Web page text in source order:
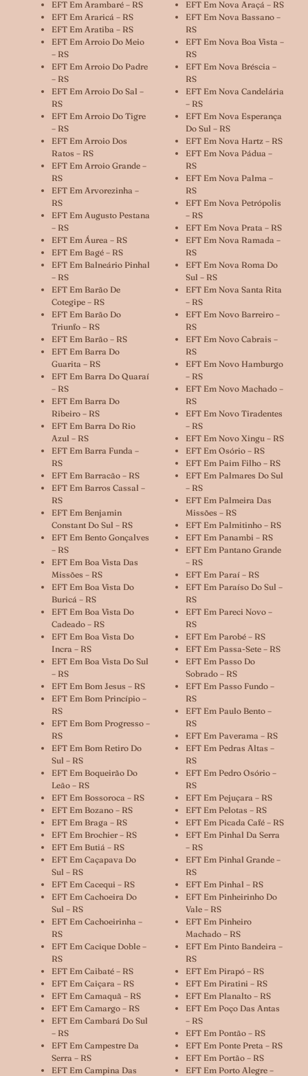
EFT Em Arambaré – RS
EFT Em Araricá – RS
EFT Em Aratiba – RS
EFT Em Arroio Do Meio
– RS
EFT Em Arroio Do Padre
– RS
EFT Em Arroio Do Sal –
RS
EFT Em Arroio Do Tigre
– RS
EFT Em Arroio Dos
Ratos – RS
EFT Em Arroio Grande –
RS
EFT Em Arvorezinha –
RS
EFT Em Augusto Pestana
– RS
EFT Em Áurea – RS
EFT Em Bagé – RS
EFT Em Balneário Pinhal
– RS
EFT Em Barão De
Cotegipe – RS
EFT Em Barão Do
Triunfo – RS
EFT Em Barão – RS
EFT Em Barra Do
Guarita – RS
EFT Em Barra Do Quaraí
– RS
EFT Em Barra Do
Ribeiro – RS
EFT Em Barra Do Rio
Azul – RS
EFT Em Barra Funda –
RS
EFT Em Barracão – RS
EFT Em Barros Cassal –
RS
EFT Em Benjamin
Constant Do Sul – RS
EFT Em Bento Gonçalves
– RS
EFT Em Boa Vista Das
Missões – RS
EFT Em Boa Vista Do
Buricá – RS
EFT Em Boa Vista Do
Cadeado – RS
EFT Em Boa Vista Do
Incra – RS
EFT Em Boa Vista Do Sul
– RS
EFT Em Bom Jesus – RS
EFT Em Bom Princípio –
RS
EFT Em Bom Progresso –
RS
EFT Em Bom Retiro Do
Sul – RS
EFT Em Boqueirão Do
Leão – RS
EFT Em Bossoroca – RS
EFT Em Bozano – RS
EFT Em Braga – RS
EFT Em Brochier – RS
EFT Em Butiá – RS
EFT Em Caçapava Do
Sul – RS
EFT Em Cacequi – RS
EFT Em Cachoeira Do
Sul – RS
EFT Em Cachoeirinha –
RS
EFT Em Cacique Doble –
RS
EFT Em Caibaté – RS
EFT Em Caiçara – RS
EFT Em Camaquã – RS
EFT Em Camargo – RS
EFT Em Cambará Do Sul
– RS
EFT Em Campestre Da
Serra – RS
EFT Em Campina Das
EFT Em Nova Araçá – RS
EFT Em Nova Bassano –
RS
EFT Em Nova Boa Vista –
RS
EFT Em Nova Bréscia –
RS
EFT Em Nova Candelária
– RS
EFT Em Nova Esperança
Do Sul – RS
EFT Em Nova Hartz – RS
EFT Em Nova Pádua –
RS
EFT Em Nova Palma –
RS
EFT Em Nova Petrópolis
– RS
EFT Em Nova Prata – RS
EFT Em Nova Ramada –
RS
EFT Em Nova Roma Do
Sul – RS
EFT Em Nova Santa Rita
– RS
EFT Em Novo Barreiro –
RS
EFT Em Novo Cabrais –
RS
EFT Em Novo Hamburgo
– RS
EFT Em Novo Machado –
RS
EFT Em Novo Tiradentes
– RS
EFT Em Novo Xingu – RS
EFT Em Osório – RS
EFT Em Paim Filho – RS
EFT Em Palmares Do Sul
– RS
EFT Em Palmeira Das
Missões – RS
EFT Em Palmitinho – RS
EFT Em Panambi – RS
EFT Em Pantano Grande
– RS
EFT Em Paraí – RS
EFT Em Paraíso Do Sul –
RS
EFT Em Pareci Novo –
RS
EFT Em Parobé – RS
EFT Em Passa-Sete – RS
EFT Em Passo Do
Sobrado – RS
EFT Em Passo Fundo –
RS
EFT Em Paulo Bento –
RS
EFT Em Paverama – RS
EFT Em Pedras Altas –
RS
EFT Em Pedro Osório –
RS
EFT Em Pejuçara – RS
EFT Em Pelotas – RS
EFT Em Picada Café – RS
EFT Em Pinhal Da Serra
– RS
EFT Em Pinhal Grande –
RS
EFT Em Pinhal – RS
EFT Em Pinheirinho Do
Vale – RS
EFT Em Pinheiro
Machado – RS
EFT Em Pinto Bandeira –
RS
EFT Em Pirapó – RS
EFT Em Piratini – RS
EFT Em Planalto – RS
EFT Em Poço Das Antas
– RS
EFT Em Pontão – RS
EFT Em Ponte Preta – RS
EFT Em Portão – RS
EFT Em Porto Alegre –